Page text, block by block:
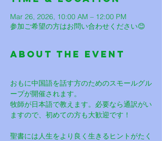
Mar 26, 2026, 10:00 AM – 12:00 PM
参加ご希望の方はお問い合わせください😊
About The Event
おもに中国語を話す方のためのスモールグル
ープが開催されます。
牧師が日本語で教えます。必要なら通訳がい
ますので、初めての方も大歓迎です！
聖書には人生をより良く生きるヒントがたく